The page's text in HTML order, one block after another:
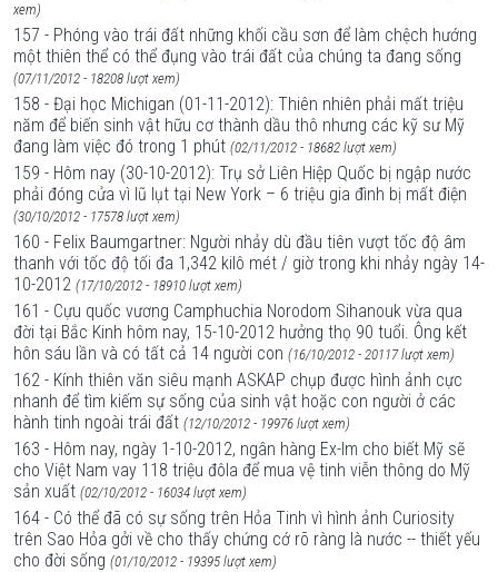
xem)
157 - Phóng vào trái đất những khối cầu sơn để làm chệch hướng
một thiên thể có thể đụng vào trái đất của chúng ta đang sống
(07/11/2012 - 18208 lượt xem)
158 - Đại học Michigan (01-11-2012): Thiên nhiên phải mất triệu
năm để biến sinh vật hữu cơ thành dầu thô nhưng các kỹ sư Mỹ
đang làm việc đó trong 1 phút (02/11/2012 - 18682 lượt xem)
159 - Hôm nay (30-10-2012): Trụ sở Liên Hiệp Quốc bị ngập nước
phải đóng cửa vì lũ lụt tại New York – 6 triệu gia đình bị mất điện
(30/10/2012 - 17578 lượt xem)
160 - Felix Baumgartner: Người nhảy dù đầu tiên vượt tốc độ âm
thanh với tốc độ tối đa 1,342 kilô mét / giờ trong khi nhảy ngày 14-
10-2012 (17/10/2012 - 18910 lượt xem)
161 - Cựu quốc vương Camphuchia Norodom Sihanouk vừa qua
đời tại Bắc Kinh hôm nay, 15-10-2012 hưởng thọ 90 tuổi. Ông kết
hôn sáu lần và có tất cả 14 người con (16/10/2012 - 20117 lượt xem)
162 - Kính thiên văn siêu mạnh ASKAP chụp được hình ảnh cực
nhanh để tìm kiếm sự sống của sinh vật hoặc con người ở các
hành tinh ngoài trái đất (12/10/2012 - 19976 lượt xem)
163 - Hôm nay, ngày 1-10-2012, ngân hàng Ex-Im cho biết Mỹ sẽ
cho Việt Nam vay 118 triệu đôla để mua vệ tinh viễn thông do Mỹ
sản xuất (02/10/2012 - 16034 lượt xem)
164 - Có thể đã có sự sống trên Hỏa Tinh vì hình ảnh Curiosity
trên Sao Hỏa gởi về cho thấy chứng cớ rõ ràng là nước -- thiết yếu
cho đời sống (01/10/2012 - 19395 lượt xem)